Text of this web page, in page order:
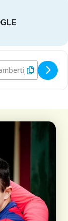
Tot Rust
Address -